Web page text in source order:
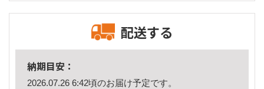
配送する
納期目安：
2026.07.26 6:42頃のお届け予定です。